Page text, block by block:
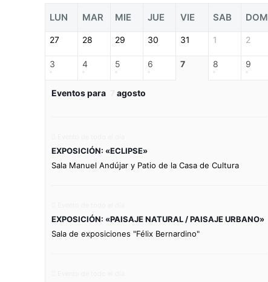
LUN MAR MIE JUE VIE SAB DOM
27 28 29 30 31 1 2
3 4 5 6 7 8 9
Eventos para agosto
EXPOSICIÓN: «ECLIPSE»
Sala Manuel Andújar y Patio de la Casa de Cultura
EXPOSICIÓN: «PAISAJE NATURAL / PAISAJE URBANO»
Sala de exposiciones "Félix Bernardino"